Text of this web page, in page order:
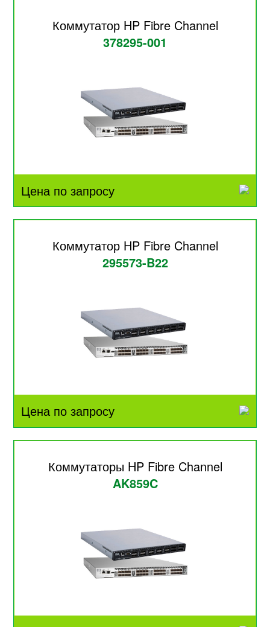
Коммутатор HP Fibre Channel
378295-001
Цена по запросу
Коммутатор HP Fibre Channel
295573-B22
Цена по запросу
Коммутаторы HP Fibre Channel
AK859C